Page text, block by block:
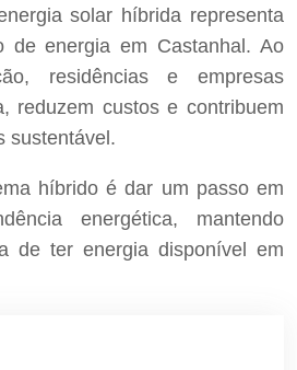
solar híbrida representa
de energia em Castanhal. Ao
residências e empresas
reduzem custos e contribuem
sustentável.
híbrido é dar um passo em
energética, mantendo
de ter energia disponível em